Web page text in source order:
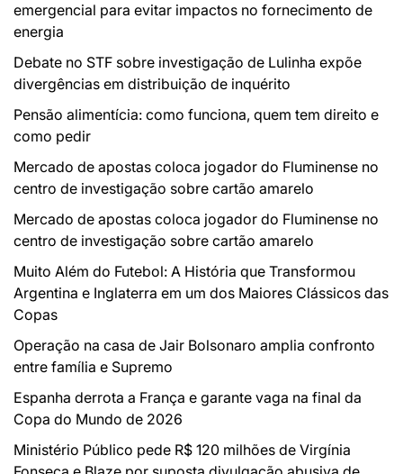
emergencial para evitar impactos no fornecimento de
energia
Debate no STF sobre investigação de Lulinha expõe
divergências em distribuição de inquérito
Pensão alimentícia: como funciona, quem tem direito e
como pedir
Mercado de apostas coloca jogador do Fluminense no
centro de investigação sobre cartão amarelo
Mercado de apostas coloca jogador do Fluminense no
centro de investigação sobre cartão amarelo
Muito Além do Futebol: A História que Transformou
Argentina e Inglaterra em um dos Maiores Clássicos das
Copas
Operação na casa de Jair Bolsonaro amplia confronto
entre família e Supremo
Espanha derrota a França e garante vaga na final da
Copa do Mundo de 2026
Ministério Público pede R$ 120 milhões de Virgínia